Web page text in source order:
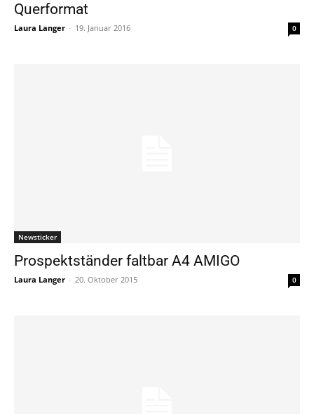
Querformat
Laura Langer - 19. Januar 2016 0
Newsticker
Prospektständer faltbar A4 AMIGO
Laura Langer - 20. Oktober 2015 0